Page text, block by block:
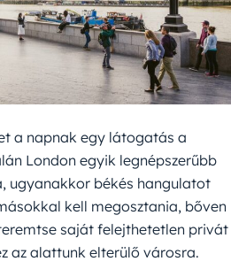
a napnak egy látogatás a
London egyik legnépszerűbb
ugyanakkor békés hangulatot
kell megosztania, bőven
saját felejthetetlen privát
az alattunk elterülő városra.